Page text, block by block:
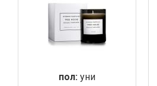
пол: уни